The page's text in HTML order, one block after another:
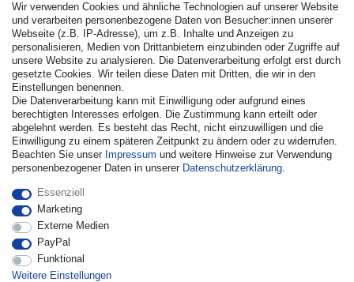
© Copyright 2026 | Alle Rechte vorbehalten. - Alle Rechte
vorbehalten. Preisangaben inkl. gesetzl. 19% MwSt. |
Grundpreise siehe Artikeldetail | *Gilt für Lieferungen nach
Deutschland!
Wir verwenden Cookies und ähnliche Technologien auf unserer Website
und verarbeiten personenbezogene Daten von Besucher:innen unserer
Webseite (z.B. IP-Adresse), um z.B. Inhalte und Anzeigen zu
personalisieren, Medien von Drittanbietern einzubinden oder Zugriffe auf
unsere Website zu analysieren. Die Datenverarbeitung erfolgt erst durch
gesetzte Cookies. Wir teilen diese Daten mit Dritten, die wir in den
Einstellungen benennen.
Die Datenverarbeitung kann mit Einwilligung oder aufgrund eines
berechtigten Interesses erfolgen. Die Zustimmung kann erteilt oder
abgelehnt werden. Es besteht das Recht, nicht einzuwilligen und die
Einwilligung zu einem späteren Zeitpunkt zu ändern oder zu widerrufen.
Beachten Sie unser Impressum und weitere Hinweise zur Verwendung
personenbezogener Daten in unserer Daten­schutz­erklärung.
Essenziell
Marketing
Externe Medien
PayPal
Funktional
Weitere Einstellungen